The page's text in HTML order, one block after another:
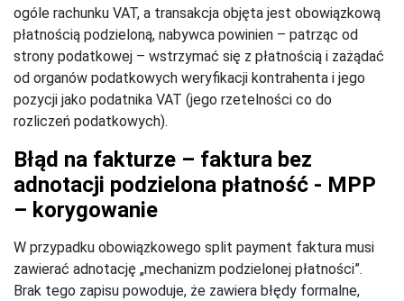
ogóle rachunku VAT, a transakcja objęta jest obowiązkową
płatnością podzieloną, nabywca powinien – patrząc od
strony podatkowej – wstrzymać się z płatnością i zażądać
od organów podatkowych weryfikacji kontrahenta i jego
pozycji jako podatnika VAT (jego rzetelności co do
rozliczeń podatkowych).
Błąd na fakturze – faktura bez
adnotacji podzielona płatność - MPP
– korygowanie
W przypadku obowiązkowego split payment faktura musi
zawierać adnotację „mechanizm podzielonej płatności”.
Brak tego zapisu powoduje, że zawiera błędy formalne,